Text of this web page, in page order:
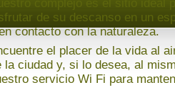
de su descanso en un
contacto con la naturaleza.
el placer de la vida al
la ciudad y, si lo desea, al
servicio Wi Fi para